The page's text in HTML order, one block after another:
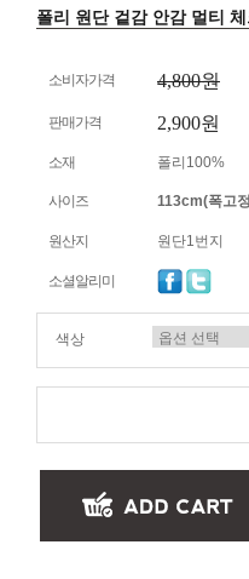
폴리 원단 겉감 안감 멀티 체
소비자가격 4,800원
판매가격 2,900원
소재 폴리100%
사이즈 113cm(폭고
원산지 원단1번지
소셜알리미
색상